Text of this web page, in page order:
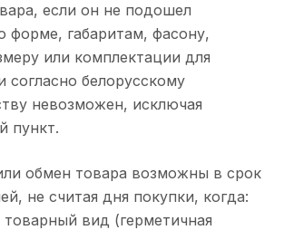
если он не подошел
форме, габаритам, фасону,
или комплектации для
согласно белорусскому
невозможен, исключая
пункт.
обмен товара возможны в срок
не считая дня покупки, когда:
вид (герметичная